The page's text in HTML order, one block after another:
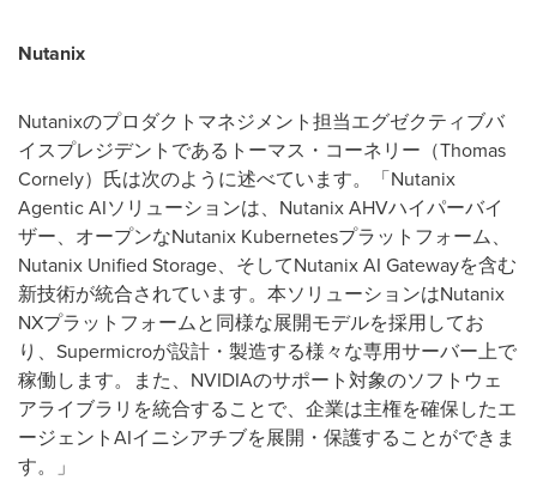
Nutanix
Nutanixのプロダクトマネジメント担当エグゼクティブバ
イスプレジデントであるトーマス・コーネリー（Thomas
Cornely）氏は次のように述べています。「Nutanix
Agentic AIソリューションは、Nutanix AHVハイパーバイ
ザー、オープンなNutanix Kubernetesプラットフォーム、
Nutanix Unified Storage、そしてNutanix AI Gatewayを含む
新技術が統合されています。本ソリューションはNutanix
NXプラットフォームと同様な展開モデルを採用してお
り、Supermicroが設計・製造する様々な専用サーバー上で
稼働します。また、NVIDIAのサポート対象のソフトウェ
アライブラリを統合することで、企業は主権を確保したエ
ージェントAIイニシアチブを展開・保護することができま
す。」